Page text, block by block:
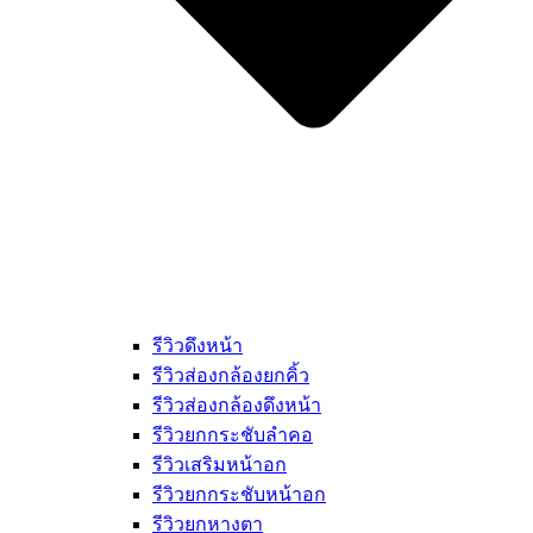
รีวิวดึงหน้า
รีวิวส่องกล้องยกคิ้ว
รีวิวส่องกล้องดึงหน้า
รีวิวยกกระชับลำคอ
รีวิวเสริมหน้าอก
รีวิวยกกระชับหน้าอก
รีวิวยกหางตา